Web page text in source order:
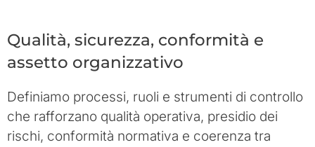
Qualità, sicurezza, conformità e
assetto organizzativo
Definiamo processi, ruoli e strumenti di controllo
che rafforzano qualità operativa, presidio dei
rischi, conformità normativa e coerenza tra